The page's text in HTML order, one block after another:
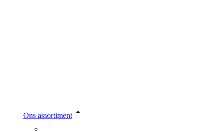
Ons assortiment